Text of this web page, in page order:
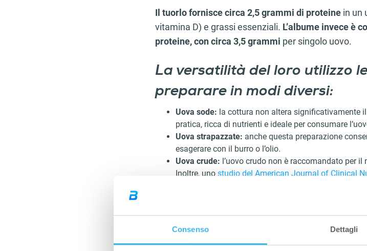
Consenso Dettagli
Il tuorlo fornisce circa 2,5 grammi di proteine in un
vitamina D) e grassi essenziali. L’albume invece è
proteine, con circa 3,5 grammi per singolo uovo.
La versatilità del loro utilizzo
preparare in modi diversi:
Uova sode: la cottura non altera significativamente
pratica, ricca di nutrienti e ideale per consumare
Uova strapazzate: anche questa preparazione
esagerare con il burro o l’olio.
Uova crude: l’uovo crudo non è raccomandato per
Inoltre, uno studio del American Journal of Clinical